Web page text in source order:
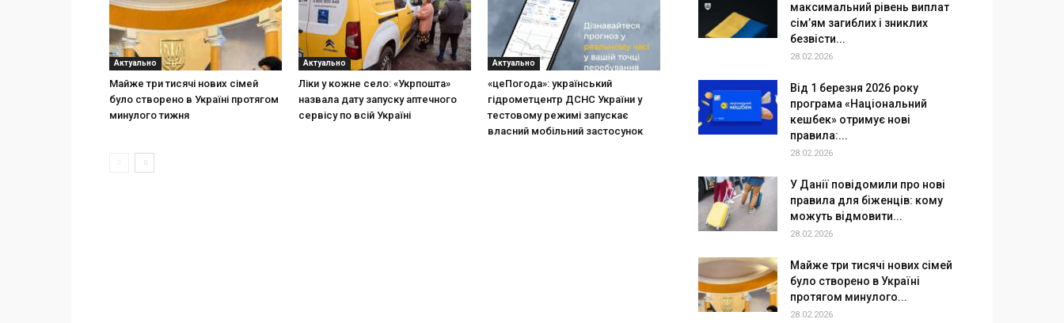
Актуально
Майже три тисячі нових сімей
було створено в Україні протягом
минулого тижня
Актуально
Ліки у кожне село: «Укрпошта»
назвала дату запуску аптечного
сервісу по всій Україні
Актуально
«цеПогода»: український
гідрометцентр ДСНС України у
тестовому режимі запускає
власний мобільний застосунок
максимальний рівень виплат
сім’ям загиблих і зниклих
безвісти...
28.02.2026
Від 1 березня 2026 року
програма «Національний
кешбек» отримує нові
правила:...
28.02.2026
У Данії повідомили про нові
правила для біженців: кому
можуть відмовити...
28.02.2026
Майже три тисячі нових сімей
було створено в Україні
протягом минулого...
28.02.2026